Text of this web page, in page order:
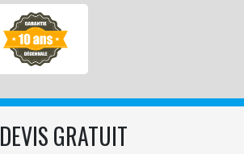
DEVIS GRATUIT